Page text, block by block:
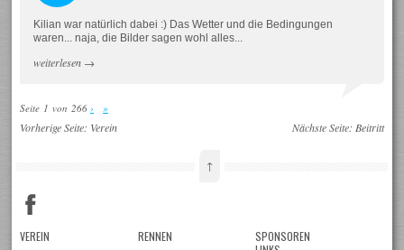
Kilian war natürlich dabei :) Das Wetter und die Bedingungen
waren... naja, die Bilder sagen wohl alles...
weiterlesen →
Seite 1 von 266 › »
Vorherige Seite: Verein Nächste Seite: Beitritt
↑
VEREIN RENNEN
SPONSOREN